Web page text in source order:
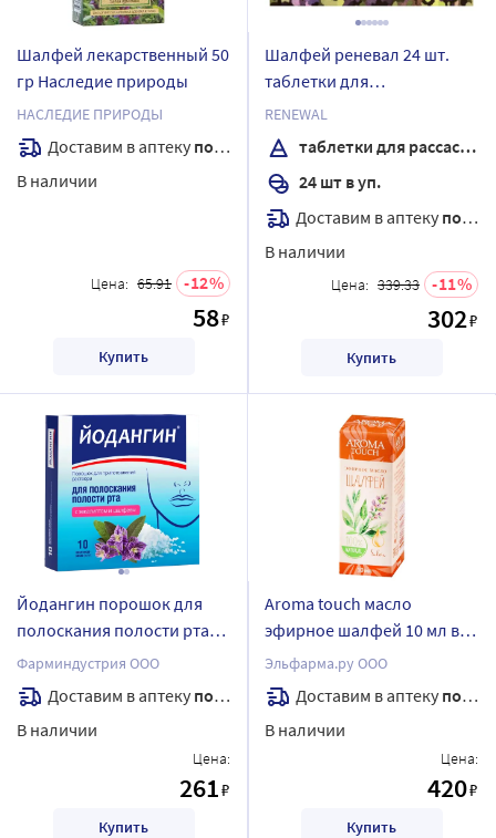
Шалфей лекарственный 50
гр Наследие природы
НАСЛЕДИЕ ПРИРОДЫ
Доставим в аптеку послезавтра
В наличии
Цена: 65.91 12
58₽
Купить
Шалфей реневал 24 шт.
таблетки для
рассасывания массой 1160
мг
RENEWAL
таблетки для рассасывания
24 шт в уп.
Доставим в аптеку послезавтра
В наличии
Цена: 339.33 11
302₽
Купить
Йодангин порошок для
полоскания полости рта
эвкалипт шалфей 10 шт.
пак-саше
Фарминдустрия ООО
Доставим в аптеку послезавтра
В наличии
Цена:
261₽
Купить
Aroma touch масло
эфирное шалфей 10 мл в
индивидуальной упаковке
Эльфарма.ру ООО
Доставим в аптеку послезавтра
В наличии
Цена:
420₽
Купить